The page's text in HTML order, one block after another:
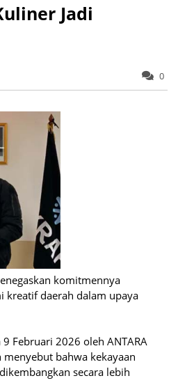
Jadi
0
komitmennya
kreatif daerah dalam upaya
Februari 2026 oleh ANTARA
bahwa kekayaan
secara lebih